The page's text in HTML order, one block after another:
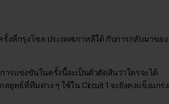
งที่กรุงโซล ประเทศเกาหลีใต้ กับการกลับมาของ
ารแข่งขันในครั้งนี้จะเป็นตัวตัดสินว่าใครจะได้
ยุทธ์ที่ทีมต่าง ๆ ใช้ใน Circuit 1 จะยังคงแข็งแกร่ง